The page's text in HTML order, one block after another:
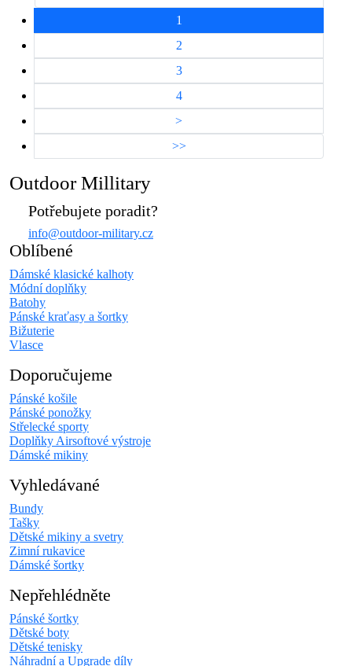
1
2
3
4
>
>>
Outdoor Millitary
Potřebujete poradit?
info@outdoor-military.cz
Oblíbené
Dámské klasické kalhoty
Módní doplňky
Batohy
Pánské kraťasy a šortky
Bižuterie
Vlasce
Doporučujeme
Pánské košile
Pánské ponožky
Střelecké sporty
Doplňky Airsoftové výstroje
Dámské mikiny
Vyhledávané
Bundy
Tašky
Dětské mikiny a svetry
Zimní rukavice
Dámské šortky
Nepřehlédněte
Pánské šortky
Dětské boty
Dětské tenisky
Náhradní a Upgrade díly